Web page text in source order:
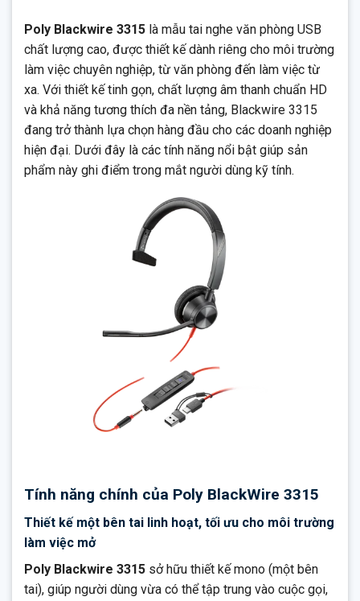
Poly Blackwire 3315 là mẫu tai nghe văn phòng USB
chất lượng cao, được thiết kế dành riêng cho môi trường
làm việc chuyên nghiệp, từ văn phòng đến làm việc từ
xa. Với thiết kế tinh gọn, chất lượng âm thanh chuẩn HD
và khả năng tương thích đa nền tảng, Blackwire 3315
đang trở thành lựa chọn hàng đầu cho các doanh nghiệp
hiện đại. Dưới đây là các tính năng nổi bật giúp sản
phẩm này ghi điểm trong mắt người dùng kỹ tính.
Tính năng chính của Poly BlackWire 3315
Thiết kế một bên tai linh hoạt, tối ưu cho môi trường
làm việc mở
Poly Blackwire 3315 sở hữu thiết kế mono (một bên
tai), giúp người dùng vừa có thể tập trung vào cuộc gọi,